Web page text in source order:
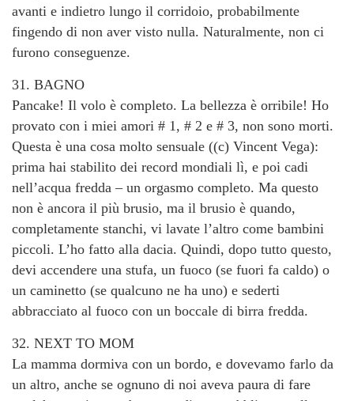
avanti e indietro lungo il corridoio, probabilmente
fingendo di non aver visto nulla. Naturalmente, non ci
furono conseguenze.
31. BAGNO
Pancake! Il volo è completo. La bellezza è orribile! Ho
provato con i miei amori # 1, # 2 e # 3, non sono morti.
Questa è una cosa molto sensuale ((c) Vincent Vega):
prima hai stabilito dei record mondiali lì, e poi cadi
nell’acqua fredda – un orgasmo completo. Ma questo
non è ancora il più brusio, ma il brusio è quando,
completamente stanchi, vi lavate l’altro come bambini
piccoli. L’ho fatto alla dacia. Quindi, dopo tutto questo,
devi accendere una stufa, un fuoco (se fuori fa caldo) o
un caminetto (se qualcuno ne ha uno) e sederti
abbracciato al fuoco con un boccale di birra fredda.
32. NEXT TO MOM
La mamma dormiva con un bordo, e dovevamo farlo da
un altro, anche se ognuno di noi aveva paura di fare